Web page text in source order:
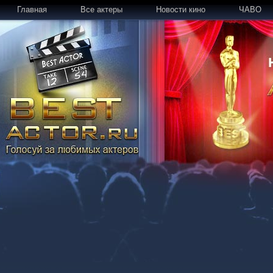
Главная Все актеры Новости кино ЧАВО